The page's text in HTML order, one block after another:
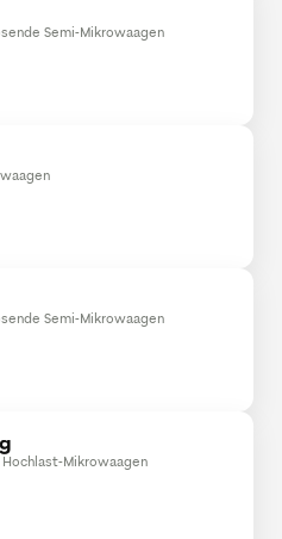
Semi-Mikrowaagen
Semi-Mikrowaagen
Hochlast-Mikrowaagen